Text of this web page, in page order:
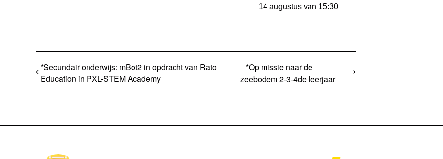
14 augustus van 15:30
*Secundair onderwijs: mBot2 in opdracht van Rato
Education in PXL-STEM Academy
*Op missie naar de
zeebodem 2-3-4de leerjaar